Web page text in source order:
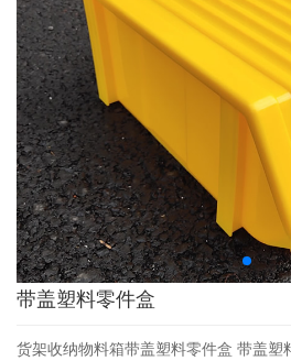
带盖塑料零件盒
货架收纳物料箱带盖塑料零件盒 带盖